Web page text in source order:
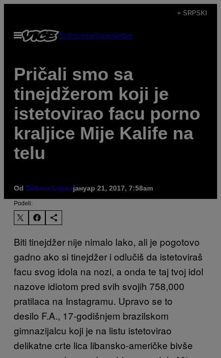
садржај
+ SRPSKI
Otvori
Meni
SubscribeNewsletter
Pričali smo sa
tinejdžerom koji je
istetovirao facu porno
kraljice Mije Kalife na
telu
Od Débora Lopesјануар 21, 2017, 7:58am
Podeli:
Biti tinejdžer nije nimalo lako, ali je pogotovo
gadno ako si tinejdžer i odlučiš da istetoviraš
facu svog idola na nozi, a onda te taj tvoj idol
nazove idiotom pred svih svojih 758,000
pratilaca na Instagramu. Upravo se to
desilo F.A., 17-godišnjem brazilskom
gimnazijalcu koji je na listu istetovirao
delikatne crte lica libansko-američke bivše